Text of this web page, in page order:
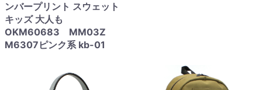
ンバープリント スウェット
キッズ 大人も
OKM60683 MM03Z
M6307ピンク系 kb-01